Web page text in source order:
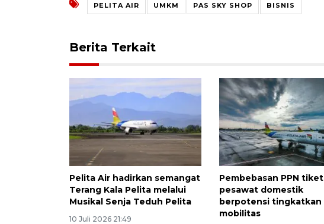
PELITA AIR UMKM PAS SKY SHOP BISNIS
Berita Terkait
Pelita Air hadirkan semangat
Terang Kala Pelita melalui
Musikal Senja Teduh Pelita
10 Juli 2026 21:49
Pembebasan PPN tiket
pesawat domestik
berpotensi tingkatkan
mobilitas